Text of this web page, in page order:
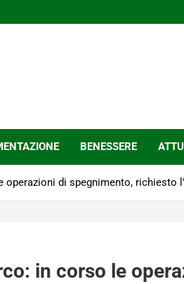
BENESSERE
di spegnimento, richiesto
in corso le